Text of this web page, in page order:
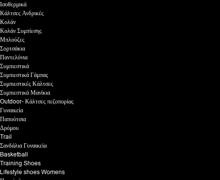
Ισοθερμικά
Κάλτσες Ανδρικές
Κολάν
Κολάν Συμπίεσης
Μπλούζες
Σορτσάκια
Παντελόνια
Συμπιεστικά
Συμπιεστικά Γάμπας
Συμπιεστικές Κάλτσες
Συμπιεστικά Μανίκια
Outdoor- Κάλτσες πεζοπορίας
Γυναικεία
Παπούτσια
Δρόμου
Trail
Σανδάλια Γυναικεία
Basketball
Training Shoes
Lifestyle shoes Womens